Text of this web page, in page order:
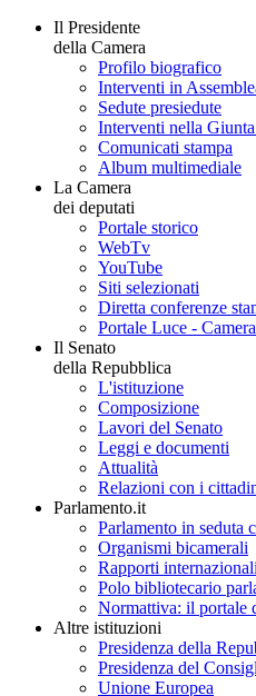
Il Presidente
della Camera
Profilo biografico
Interventi in
Sedute presiedute
Interventi nella
Comunicati stampa
Album multimediale
La Camera
dei deputati
Portale storico
WebTv
YouTube
Siti selezionati
Diretta conferenze
Portale Luce - Camera
Il Senato
della Repubblica
L'istituzione
Composizione
Lavori del Senato
Leggi e documenti
Attualità
Relazioni con i
Parlamento.it
Parlamento in seduta
Organismi bicamerali
Rapporti internazionali
Polo bibliotecario
Normattiva: il portale
Altre istituzioni
Presidenza della
Presidenza del
Unione Europea